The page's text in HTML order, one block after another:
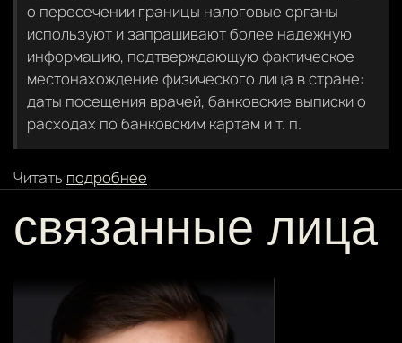
о пересечении границы налоговые органы
используют и запрашивают более надежную
информацию, подтверждающую фактическое
местонахождение физического лица в стране:
даты посещения врачей, банковские выписки о
расходах по банковским картам и т. п.
Читать подробнее
связанные лица